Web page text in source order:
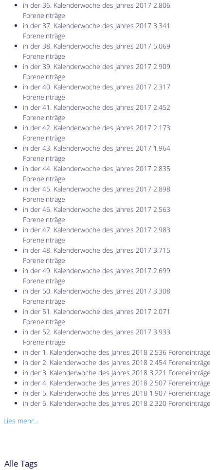
in der 36. Kalenderwoche des Jahres 2017 2.806
Foreneinträge
in der 37. Kalenderwoche des Jahres 2017 3.341
Foreneinträge
in der 38. Kalenderwoche des Jahres 2017 5.069
Foreneinträge
in der 39. Kalenderwoche des Jahres 2017 2.909
Foreneinträge
in der 40. Kalenderwoche des Jahres 2017 2.317
Foreneinträge
in der 41. Kalenderwoche des Jahres 2017 2.452
Foreneinträge
in der 42. Kalenderwoche des Jahres 2017 2.173
Foreneinträge
in der 43. Kalenderwoche des Jahres 2017 1.964
Foreneinträge
in der 44. Kalenderwoche des Jahres 2017 2.835
Foreneinträge
in der 45. Kalenderwoche des Jahres 2017 2.898
Foreneinträge
in der 46. Kalenderwoche des Jahres 2017 2.563
Foreneinträge
in der 47. Kalenderwoche des Jahres 2017 2.983
Foreneinträge
in der 48. Kalenderwoche des Jahres 2017 3.715
Foreneinträge
in der 49. Kalenderwoche des Jahres 2017 2.699
Foreneinträge
in der 50. Kalenderwoche des Jahres 2017 3.308
Foreneinträge
in der 51. Kalenderwoche des Jahres 2017 2.071
Foreneinträge
in der 52. Kalenderwoche des Jahres 2017 3.933
Foreneinträge
in der 1. Kalenderwoche des Jahres 2018 2.536 Foreneinträge
in der 2. Kalenderwoche des Jahres 2018 2.454 Foreneinträge
in der 3. Kalenderwoche des Jahres 2018 3.221 Foreneinträge
in der 4. Kalenderwoche des Jahres 2018 2.507 Foreneinträge
in der 5. Kalenderwoche des Jahres 2018 1.907 Foreneinträge
in der 6. Kalenderwoche des Jahres 2018 2.320 Foreneinträge
Lies mehr…
Alle Tags